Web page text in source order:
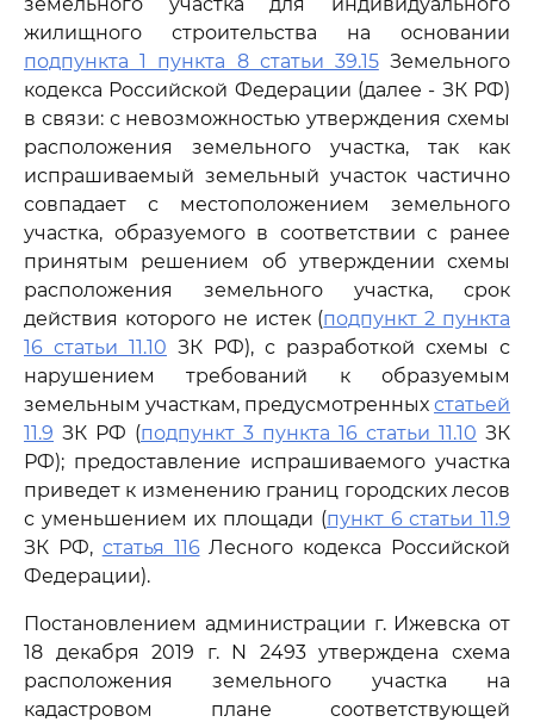
жилищного строительства на основании
подпункта 1 пункта 8 статьи 39.15Земельного
кодекса Российской Федерации (далее - ЗК РФ)
в связи: с невозможностью утверждения схемы
расположения земельного участка, так как
испрашиваемый земельный участок частично
совпадает с местоположением земельного
участка, образуемого в соответствии с ранее
принятым решением об утверждении схемы
расположения земельного участка, срок
действия которого не истек (подпункт 2 пункта
16 статьи 11.10 ЗК РФ), с разработкой схемы с
нарушением требований к образуемым
земельным участкам, предусмотренных статьей
11.9 ЗК РФ (подпункт 3 пункта 16 статьи 11.10 ЗК
РФ); предоставление испрашиваемого участка
приведет к изменению границ городских лесов
с уменьшением их площади (пункт 6 статьи 11.9
ЗК РФ, статья 116Лесного кодекса Российской
Федерации).
Постановлением администрации г. Ижевска от
18 декабря 2019 г. N 2493 утверждена схема
расположения земельного участка на
кадастровом плане соответствующей